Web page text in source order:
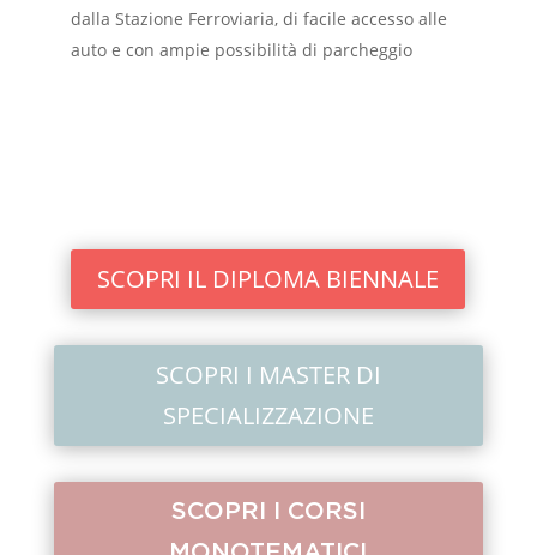
dalla Stazione Ferroviaria, di facile accesso alle
auto e con ampie possibilità di parcheggio
SCOPRI IL DIPLOMA BIENNALE
SCOPRI I MASTER DI
SPECIALIZZAZIONE
SCOPRI I CORSI